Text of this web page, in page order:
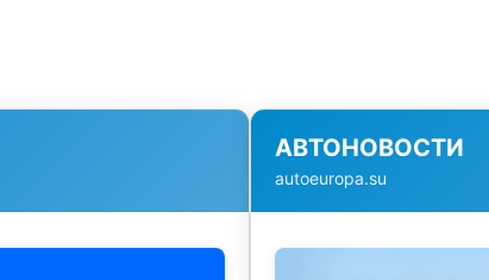
АВТОНОВОСТИ
autoeuropa.su